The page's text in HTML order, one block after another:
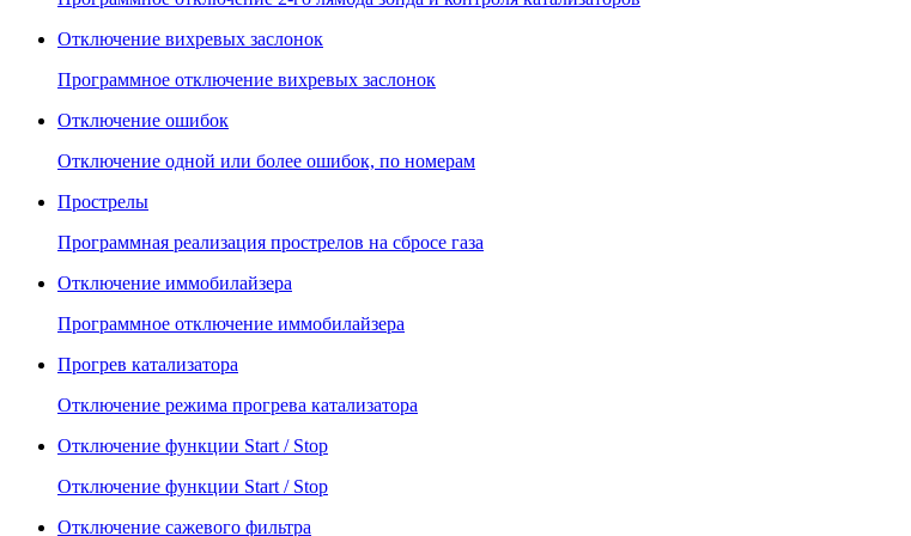
Отключение вихревых заслонок
Программное отключение вихревых заслонок
Отключение ошибок
Отключение одной или более ошибок, по номерам
Прострелы
Программная реализация прострелов на сбросе газа
Отключение иммобилайзера
Программное отключение иммобилайзера
Прогрев катализатора
Отключение режима прогрева катализатора
Отключение функции Start / Stop
Отключение функции Start / Stop
Отключение сажевого фильтра